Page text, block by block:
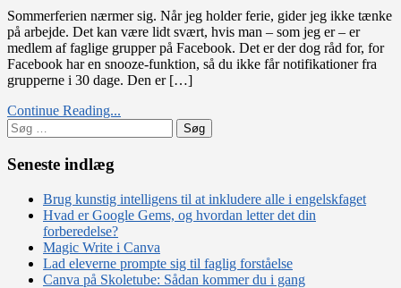
for
personer
og
grupper
Sommerferien nærmer sig. Når jeg holder ferie, gider jeg ikke tænke
på arbejde. Det kan være lidt svært, hvis man – som jeg er – er
medlem af faglige grupper på Facebook. Det er der dog råd for, for
Facebook har en snooze-funktion, så du ikke får notifikationer fra
grupperne i 30 dage. Den er […]
Continue Reading...
Søg
efter:
Seneste indlæg
Brug kunstig intelligens til at inkludere alle i engelskfaget
Hvad er Google Gems, og hvordan letter det din
forberedelse?
Magic Write i Canva
Lad eleverne prompte sig til faglig forståelse
Canva på Skoletube: Sådan kommer du i gang